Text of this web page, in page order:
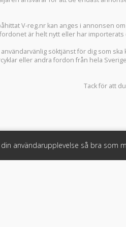
V-reg.nr kan anges i annonsen
är helt nytt eller har
användarvänlig söktjänst för dig som ska
eller andra fordon från hela
Tack för att
användarupplevelse så bra